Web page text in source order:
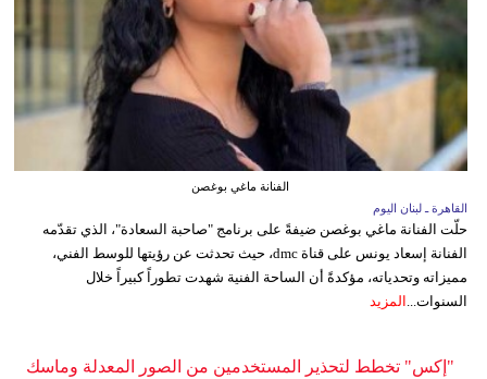
الفنانة ماغي بوغصن
القاهرة ـ لبنان اليوم
حلّت الفنانة ماغي بوغصن ضيفةً على برنامج "صاحبة السعادة"، الذي تقدّمه
الفنانة إسعاد يونس على قناة dmc، حيث تحدثت عن رؤيتها للوسط الفني،
مميزاته وتحدياته، مؤكدةً أن الساحة الفنية شهدت تطوراً كبيراً خلال
السنوات... المزيد
"إكس" تخطط لتحذير المستخدمين من الصور المعدلة وماسك